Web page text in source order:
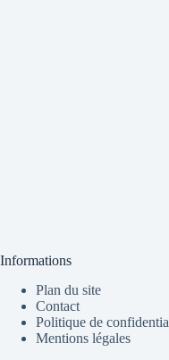
Informations
Plan du site
Contact
Politique de
Mentions légales